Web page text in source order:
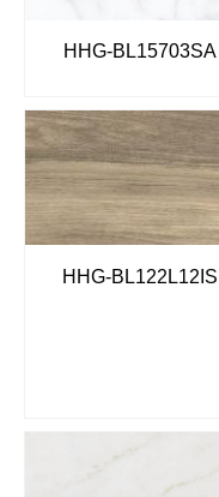
HHG-BL15703SA
HHG-BL122L12IS